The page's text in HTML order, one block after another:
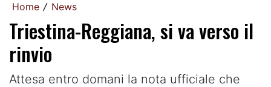
Home / News
Triestina-Reggiana, si va verso il
rinvio
Attesa entro domani la nota ufficiale che